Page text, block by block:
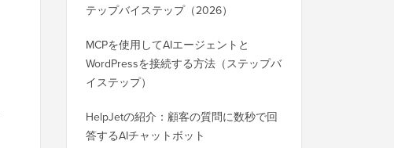
テップバイステップ（2026）
MCPを使用してAIエージェントと
WordPressを接続する方法（ステップバ
イステップ）
HelpJetの紹介：顧客の質問に数秒で回
答するAIチャットボット